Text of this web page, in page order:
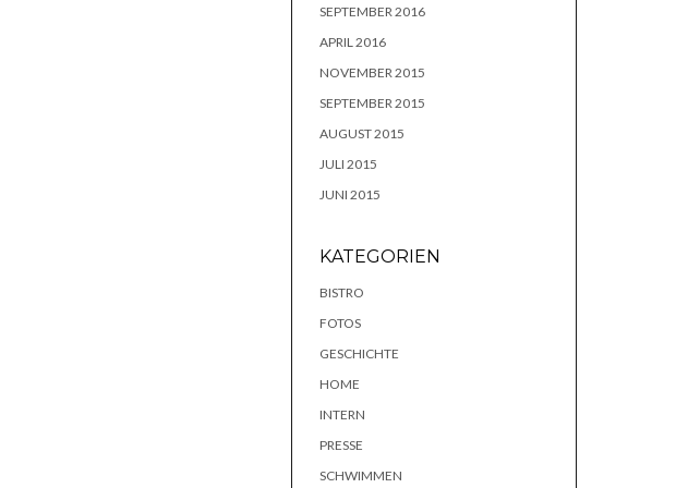
SEPTEMBER 2016
APRIL 2016
NOVEMBER 2015
SEPTEMBER 2015
AUGUST 2015
JULI 2015
JUNI 2015
KATEGORIEN
BISTRO
FOTOS
GESCHICHTE
HOME
INTERN
PRESSE
SCHWIMMEN